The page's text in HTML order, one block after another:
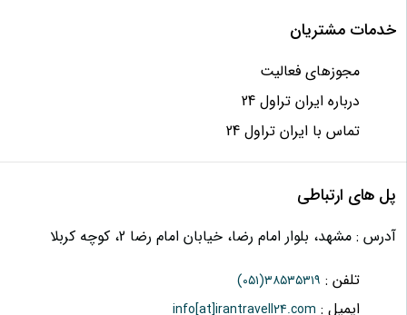
خدمات مشتریان
مجوزهای فعالیت
درباره ایران تراول 24
تماس با ایران تراول 24
پل های ارتباطی
آدرس : مشهد، بلوار امام رضا، خیابان امام رضا 2، کوچه کربلا
تلفن : ۳۸۵۳۵۳۱۹(۰۵۱)
ایمیل : info[at]irantravell24.com